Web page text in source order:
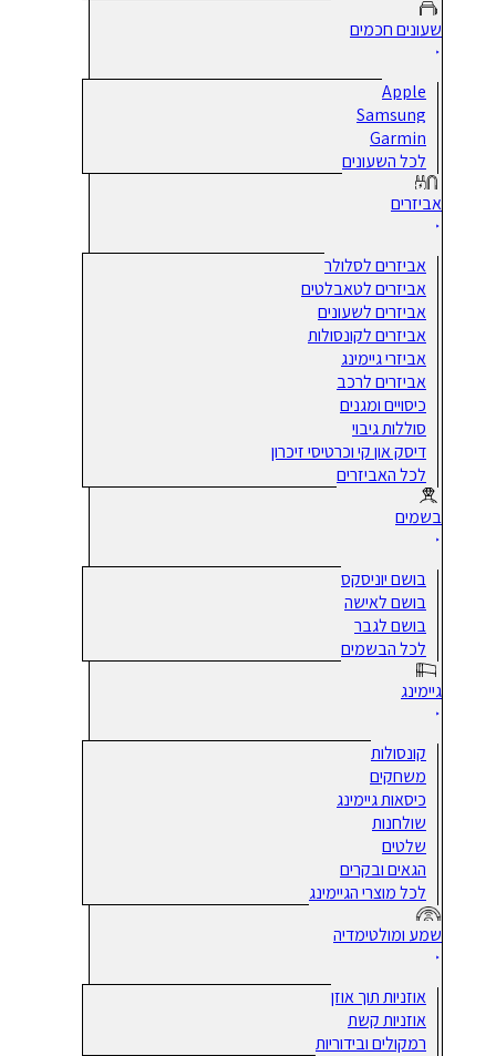
שעונים חכמים
Apple
Samsung
Garmin
לכל השעונים
אביזרים
אביזרים לסלולר
אביזרים לטאבלטים
אביזרים לשעונים
אביזרים לקונסולות
אביזרי גיימינג
אביזרים לרכב
כיסויים ומגנים
סוללות גיבוי
דיסק און קי וכרטיסי זיכרון
לכל האביזרים
בשמים
בושם יוניסקס
בושם לאישה
בושם לגבר
לכל הבשמים
גיימינג
קונסולות
משחקים
כיסאות גיימינג
שולחנות
שלטים
הגאים ובקרים
לכל מוצרי הגיימינג
שמע ומולטימדיה
אוזניות תוך אוזן
אוזניות קשת
רמקולים ובידוריות